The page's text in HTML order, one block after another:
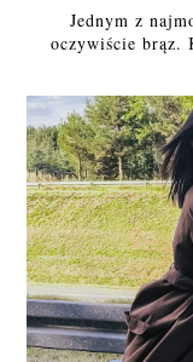
Jednym z
oczywiście brąz.